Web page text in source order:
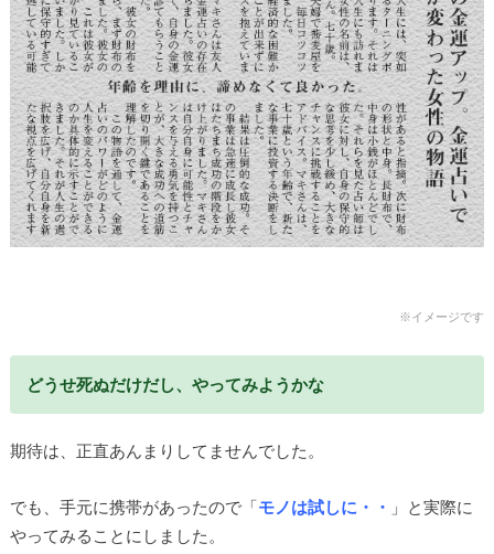
※イメージです
どうせ死ぬだけだし、やってみようかな
期待は、正直あんまりしてませんでした。
でも、手元に携帯があったので「モノは試しに・・ 」と実際に
やってみることにしました。